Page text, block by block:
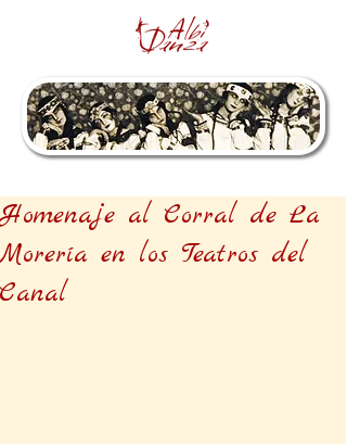
Homenaje al Corral de La
Morería en los Teatros del
Canal